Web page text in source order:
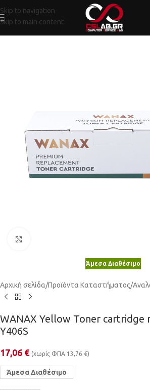
Skip to navigation
Skip to main content
Άμεσα Διαθέσιμο
Αρχική σελίδα/Προϊόντα Καταστήματος/
WANAX Yellow Toner cartridge
Y406S
17,06 € (χωρίς ΦΠΑ 13,76 €)
Άμεσα Διαθέσιμο